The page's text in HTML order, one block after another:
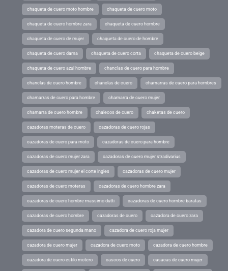
chaqueta de cuero moto hombre chaqueta de cuero moto
chaqueta de cuero hombre zara chaqueta de cuero hombre
chaqueta de cuero de mujer chaqueta de cuero de hombre
chaqueta de cuero dama chaqueta de cuero corta chaqueta de cuero beige
chaqueta de cuero azul hombre chanclas de cuero para hombre
chanclas de cuero hombre chanclas de cuero chamarras de cuero para hombres
chamarras de cuero para hombre chamarra de cuero mujer
chamarra de cuero hombre chalecos de cuero chaketas de cuero
cazadoras moteras de cuero cazadoras de cuero rojas
cazadoras de cuero para moto cazadoras de cuero para hombre
cazadoras de cuero mujer zara cazadoras de cuero mujer stradivarius
cazadoras de cuero mujer el corte ingles cazadoras de cuero mujer
cazadoras de cuero moteras cazadoras de cuero hombre zara
cazadoras de cuero hombre massimo dutti cazadoras de cuero hombre baratas
cazadoras de cuero hombre cazadoras de cuero cazadora de cuero zara
cazadora de cuero segunda mano cazadora de cuero roja mujer
cazadora de cuero mujer cazadora de cuero moto cazadora de cuero hombre
cazadora de cuero estilo motero cascos de cuero casacas de cuero mujer